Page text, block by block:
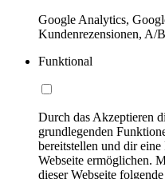
Google Analytics,
Kundenrezensionen, A/
Funktional
Durch das Akzeptieren
grundlegenden
bereitstellen und dir
Webseite ermöglichen.
dieser Webseite